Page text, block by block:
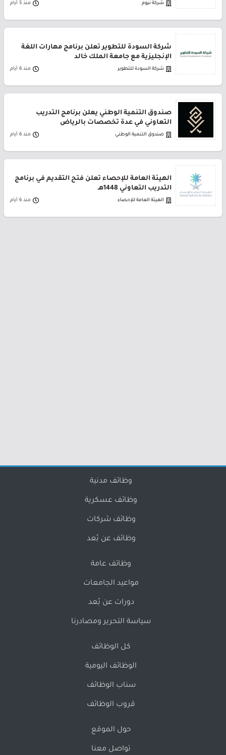
شركة نيوم منذ 5 أيام
شركة السودة للتطوير تعلن برنامج مهارات اللغة
الإنجليزية مع جامعة الملك خالد
شركة السودة للتطوير منذ 6 أيام
صندوق التنمية الوطني يعلن برنامج التدريب
التعاوني في عدة تخصصات بالرياض
صندوق التنمية الوطني منذ 6 أيام
الهيئة العامة للإحصاء تعلن فتح التقديم في برنامج
التدريب التعاوني 1448هـ
الهيئة العامة للإحصاء منذ 6 أيام
وظائف مدنية
وظائف عسكرية
وظائف شركات
وظائف عن بُعد
وظائف عامة
مواعيد الجامعات
دورات عن بُعد
سياسة التحرير ومصادرنا
كل الوظائف
الوظائف اليومية
سناب الوظائف
قروب الوظائف
حول الموقع
تواصل معنا